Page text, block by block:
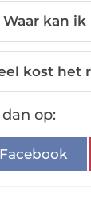
Waar kan
kost het
op:
Facebook